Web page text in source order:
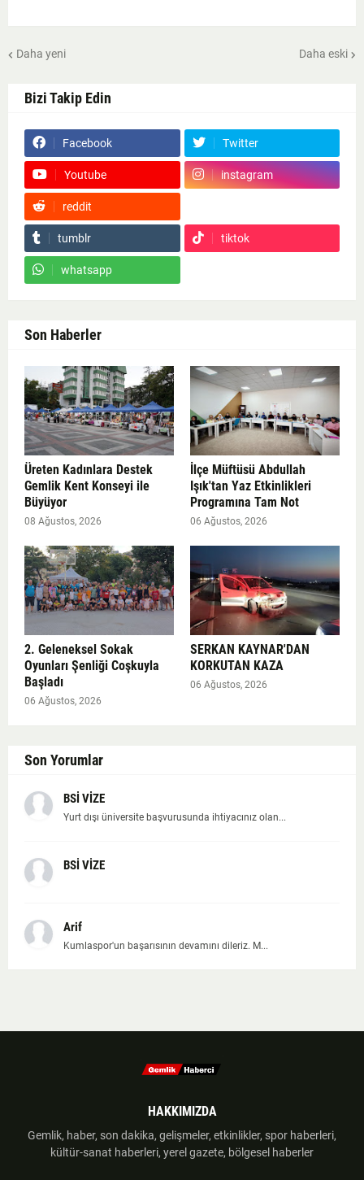
Daha yeni Daha eski
Bizi Takip Edin
Facebook Twitter
Youtube instagram
reddit
tumblr tiktok
whatsapp
Son Haberler
Üreten Kadınlara Destek
Gemlik Kent Konseyi ile
Büyüyor
08 Ağustos, 2026
İlçe Müftüsü Abdullah
Işık'tan Yaz Etkinlikleri
Programına Tam Not
06 Ağustos, 2026
2. Geleneksel Sokak
Oyunları Şenliği Coşkuyla
Başladı
06 Ağustos, 2026
SERKAN KAYNAR'DAN
KORKUTAN KAZA
06 Ağustos, 2026
Son Yorumlar
BSİ VİZE
Yurt dışı üniversite başvurusunda ihtiyacınız olan...
BSİ VİZE
Arif
Kumlaspor'un başarısının devamını dileriz. M...
HAKKIMIZDA
Gemlik, haber, son dakika, gelişmeler, etkinlikler, spor haberleri,
kültür-sanat haberleri, yerel gazete, bölgesel haberler